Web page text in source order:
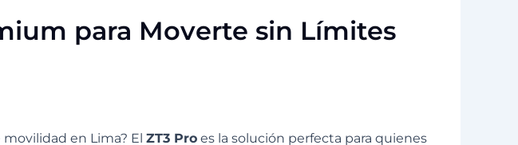
para Moverte sin Límites
en Lima? El ZT3 Pro es la solución perfecta para quienes